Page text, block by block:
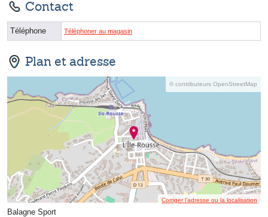
Contact
Téléphone Téléphoner au magasin
Plan et adresse
© contributeurs OpenStreetMap
Corriger l’adresse ou la localisation
Balagne Sport